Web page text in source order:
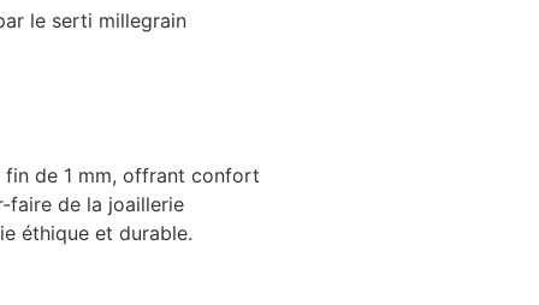
le serti millegrain
fin de 1 mm, offrant confort
faire de la joaillerie
éthique et durable.